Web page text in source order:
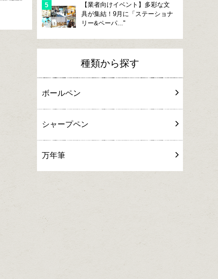
【業者向けイベント】多彩な文
具が集結！9月に「ステーショナ
リー&ペーパ..."
種類から探す
ボールペン
シャープペン
万年筆